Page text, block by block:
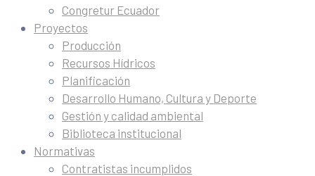
Congretur Ecuador
Proyectos
Producción
Recursos Hídricos
Planificación
Desarrollo Humano, Cultura y Deporte
Gestión y calidad ambiental
Biblioteca institucional
Normativas
Contratistas incumplidos